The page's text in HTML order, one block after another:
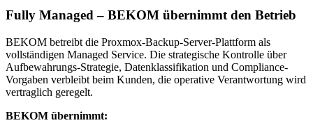
Fully Managed – BEKOM übernimmt den Betrieb
BEKOM betreibt die Proxmox-Backup-Server-Plattform als
vollständigen Managed Service. Die strategische Kontrolle über
Aufbewahrungs-Strategie, Datenklassifikation und Compliance-
Vorgaben verbleibt beim Kunden, die operative Verantwortung wird
vertraglich geregelt.
BEKOM übernimmt: